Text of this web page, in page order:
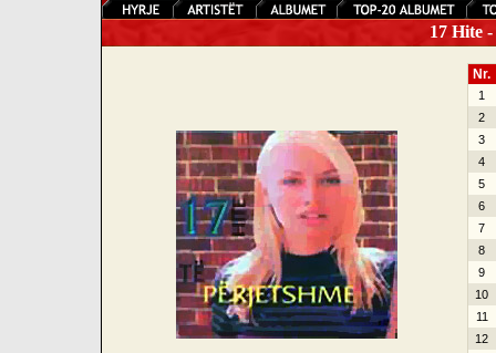
17 Hite
Nr.
1
2
3
4
5
6
7
8
9
10
11
12